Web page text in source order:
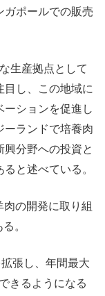
ガポールでの販売
生産拠点として
目し、この地域に
ーションを促進し
ーランドで培養肉
分​​野への投資と
と述べている。
の開発に取り組
。
張し、年間最大
きるようになる